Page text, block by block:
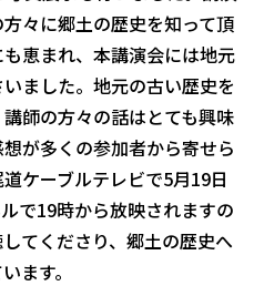
々に郷土の歴史を知って頂
恵まれ、本講演会には地元
ました。地元の古い歴史を
師の方々の話はとても興味
が多くの参加者から寄せら
ケーブルテレビで5月19日
で19時から放映されますの
てくださり、郷土の歴史へ
ます。